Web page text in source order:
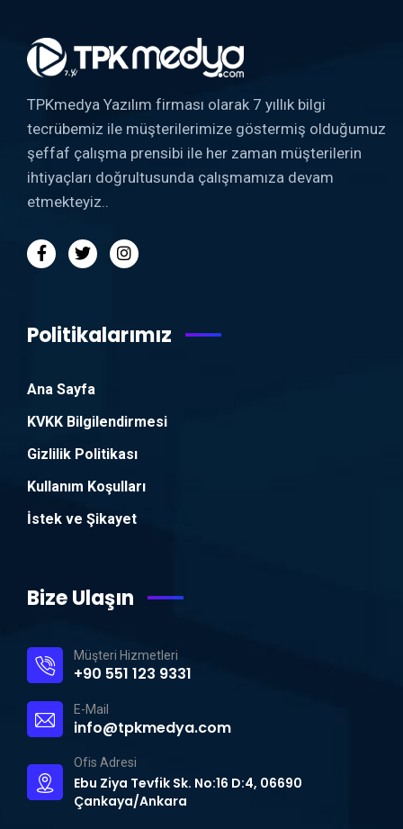
TPKmedya Yazılım firması olarak 7 yıllık bilgi
tecrübemiz ile müşterilerimize göstermiş olduğumuz
şeffaf çalışma prensibi ile her zaman müşterilerin
ihtiyaçları doğrultusunda çalışmamıza devam
etmekteyiz..
Politikalarımız
Ana Sayfa
KVKK Bilgilendirmesi
Gizlilik Politikası
Kullanım Koşulları
İstek ve Şikayet
Bize Ulaşın
Müşteri Hizmetleri
+90 551 123 9331
E-Mail
info@tpkmedya.com
Ofis Adresi
Ebu Ziya Tevfik Sk. No:16 D:4, 06690
Çankaya/Ankara